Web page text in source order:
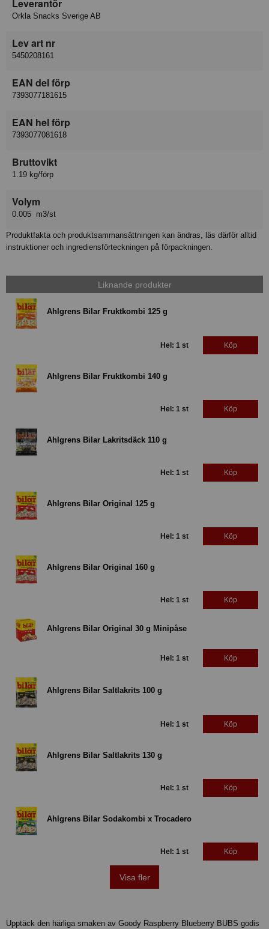
Leverantör
Orkla Snacks Sverige AB
Lev art nr
5450208161
EAN del förp
7393077181615
EAN hel förp
7393077081618
Bruttovikt
1.19 kg/förp
Volym
0.005 m3/st
Produktfakta och produktsammansättningen kan ändras, läs därför alltid
instruktioner och ingrediensförteckningen på förpackningen.
Liknande produkter
Ahlgrens Bilar Fruktkombi 125 g
Hel: 1 st Köp
Ahlgrens Bilar Fruktkombi 140 g
Hel: 1 st Köp
Ahlgrens Bilar Lakritsdäck 110 g
Hel: 1 st Köp
Ahlgrens Bilar Original 125 g
Hel: 1 st Köp
Ahlgrens Bilar Original 160 g
Hel: 1 st Köp
Ahlgrens Bilar Original 30 g Minipåse
Hel: 1 st Köp
Ahlgrens Bilar Saltlakrits 100 g
Hel: 1 st Köp
Ahlgrens Bilar Saltlakrits 130 g
Hel: 1 st Köp
Ahlgrens Bilar Sodakombi x Trocadero
Hel: 1 st Köp
Visa fler
Upptäck den härliga smaken av Goody Raspberry Blueberry BUBS godis